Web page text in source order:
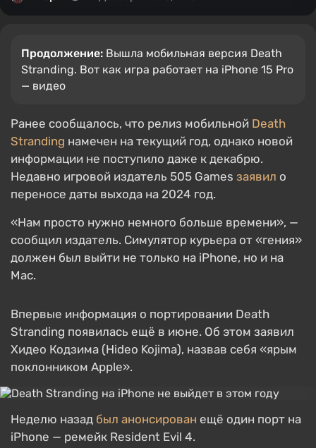
Продолжение: Вышла мобильная версия Death
Stranding. Вот как игра работает на iPhone 15 Pro
— видео
Ранее сообщалось, что релиз мобильной Death
Stranding намечен на текущий год, однако новой
информации не поступило даже к декабрю.
Недавно игровой издатель 505 Games заявил о
переносе даты выхода на 2024 год.
«Нам просто нужно немного больше времени», —
сообщил издатель. Симулятор курьера от «гения»
должен был выйти не только на iPhone, но и на
Mac.
Впервые информация о портировании Death
Stranding появилась ещё в июне. Об этом заявил
Хидео Кодзима (Hideo Kojima), назвав себя «ярым
поклонником Apple».
Неделю назад был анонсирован ещё один порт на
iPhone — ремейк Resident Evil 4.